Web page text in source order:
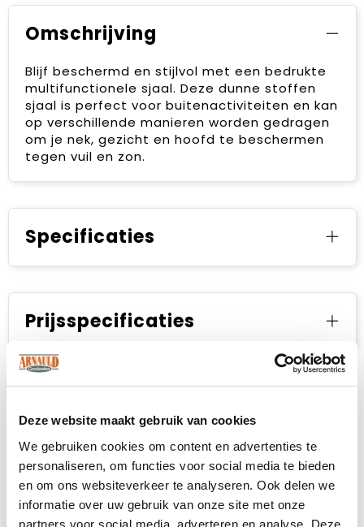
Deze website maakt gebruik van cookies
We gebruiken cookies om content en advertenties te
personaliseren, om functies voor social media te bieden
en om ons websiteverkeer te analyseren. Ook delen we
informatie over uw gebruik van onze site met onze
partners voor social media, adverteren en analyse. Deze
Omschrijving
Blijf beschermd en stijlvol met een bedrukte
multifunctionele sjaal. Deze dunne stoffen
sjaal is perfect voor buitenactiviteiten en kan
op verschillende manieren worden gedragen
om je nek, gezicht en hoofd te beschermen
tegen vuil en zon.
Specificaties
Prijsspecificaties